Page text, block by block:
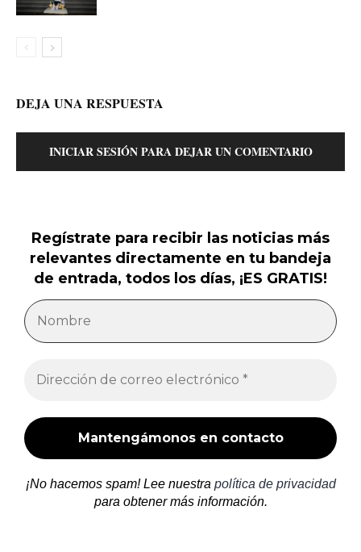
DEJA UNA RESPUESTA
INICIAR SESIÓN PARA DEJAR UN COMENTARIO
Regístrate para recibir las noticias más
relevantes directamente en tu bandeja
de entrada, todos los días, ¡ES GRATIS!
¡No hacemos spam! Lee nuestra política de privacidad
para obtener más información.